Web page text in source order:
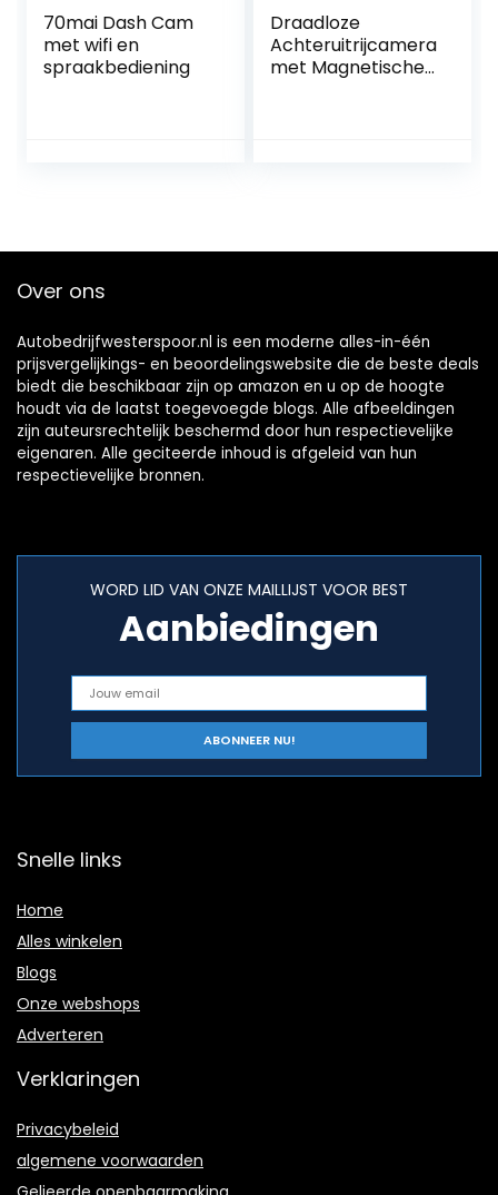
70mai Dash Cam
met wifi en
spraakbediening
Draadloze
Achteruitrijcamera
met Magnetische
Over ons
Autobedrijfwesterspoor.nl is een moderne alles-in-één
prijsvergelijkings- en beoordelingswebsite die de beste deals
biedt die beschikbaar zijn op amazon en u op de hoogte
houdt via de laatst toegevoegde blogs. Alle afbeeldingen
zijn auteursrechtelijk beschermd door hun respectievelijke
eigenaren. Alle geciteerde inhoud is afgeleid van hun
respectievelijke bronnen.
WORD LID VAN ONZE MAILLIJST VOOR BEST
Aanbiedingen
Snelle links
Home
Alles winkelen
Blogs
Onze webshops
Adverteren
Verklaringen
Privacybeleid
algemene voorwaarden